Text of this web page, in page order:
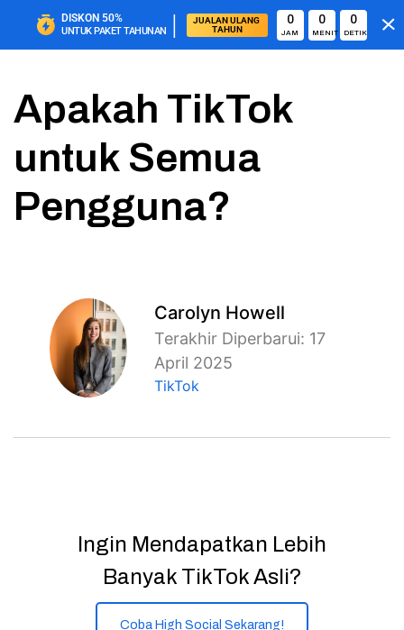
DISKON 50%
UNTUK PAKET TAHUNAN |
JUALAN ULANG
TAHUN
0
JAM
0
MENIT
0
DETIK
Apakah TikTok
untuk Semua
Pengguna?
Carolyn Howell
Terakhir Diperbarui: 17
April 2025
TikTok
Ingin Mendapatkan Lebih
Banyak TikTok Asli?
Coba High Social Sekarang!